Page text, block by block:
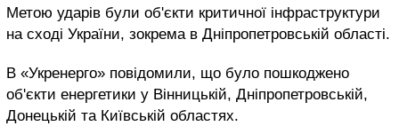
Метою ударів були об'єкти критичної інфраструктури
на сході України, зокрема в Дніпропетровській області.
В «Укренерго» повідомили, що було пошкоджено
об'єкти енергетики у Вінницькій, Дніпропетровській,
Донецькій та Київській областях.